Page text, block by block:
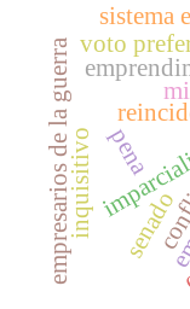
pena
empresarios de la guerrainquisitivo senado
sistema
voto